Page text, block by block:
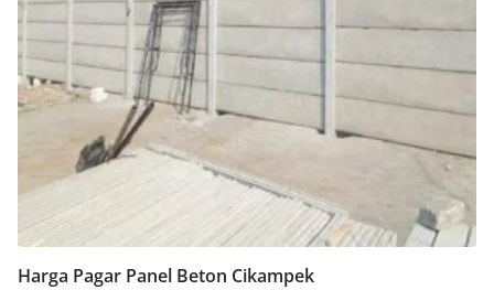
Harga Pagar Panel Beton Cikampek